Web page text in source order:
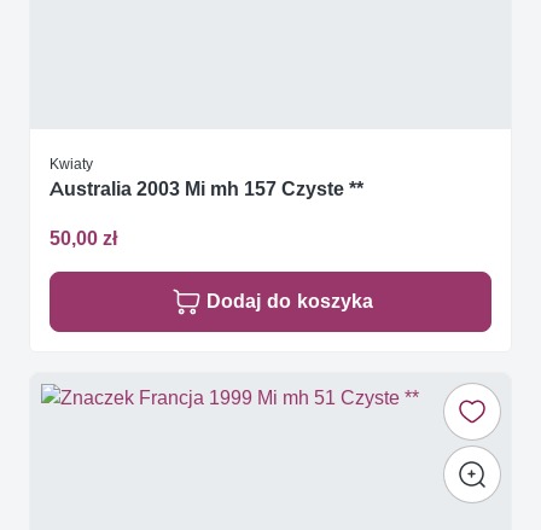
Kwiaty
Australia 2003 Mi mh 157 Czyste **
50,00 zł
Dodaj do koszyka